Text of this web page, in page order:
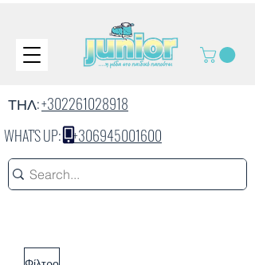
ΤΗΛ:+302261028918
WHAT'S UP:+306945001600